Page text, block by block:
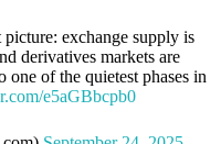
picture: exchange supply is
derivatives markets are
of the quietest phases in
e5aGBbcpb0